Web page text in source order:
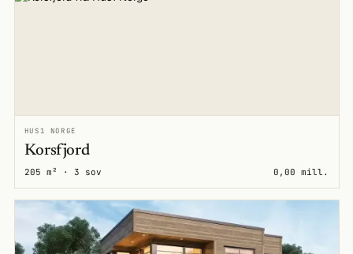
HUS1 NORGE
Korsfjord
205 m² · 3 sov 0,00 mill.